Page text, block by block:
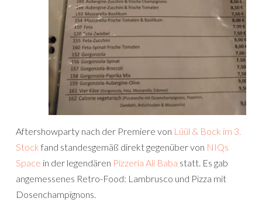
Aftershowparty nach der Premiere von Lüül & Bock im 3.
Stock fand standesgemäß direkt gegenüber von NIQs
Space in der legendären Pizzeria Ali Baba statt. Es gab
angemessenes Retro-Food: Lambrusco und Pizza mit
Dosenchampignons.